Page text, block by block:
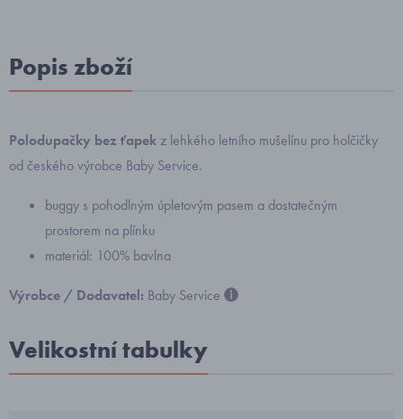
Popis zboží
Polodupačky bez ťapekz lehkého letního mušelínu pro holčičky
od českého výrobce Baby Service.
buggy s pohodlným úpletovým pasem a dostatečným
prostorem na plínku
materiál: 100% bavlna
Výrobce / Dodavatel: Baby Service
Velikostní tabulky